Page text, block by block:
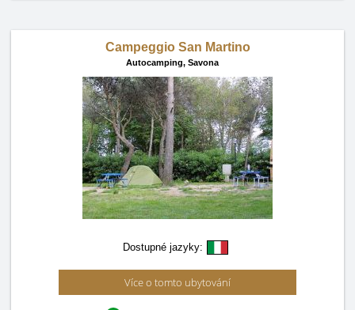
Campeggio San Martino
Autocamping, Savona
Dostupné jazyky:
Více o tomto ubytování